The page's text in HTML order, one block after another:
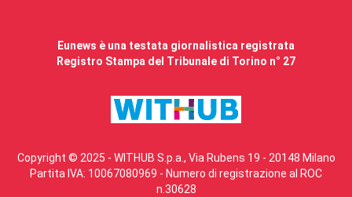
Eunews è una testata giornalistica registrata
Registro Stampa del Tribunale di Torino n° 27
Copyright © 2025 - WITHUB S.p.a., Via Rubens 19 - 20148 Milano
Partita IVA: 10067080969 - Numero di registrazione al ROC
n.30628